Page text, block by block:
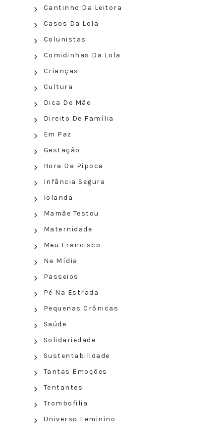
Cantinho Da Leitora
Casos Da Lola
Colunistas
Comidinhas Da Lola
Crianças
Cultura
Dica De Mãe
Direito De Família
Em Paz
Gestação
Hora Da Pipoca
Infância Segura
Iolanda
Mamãe Testou
Maternidade
Meu Francisco
Na Mídia
Passeios
Pé Na Estrada
Pequenas Crônicas
Saúde
Solidariedade
Sustentabilidade
Tantas Emoções
Tentantes
Trombofilia
Universo Feminino